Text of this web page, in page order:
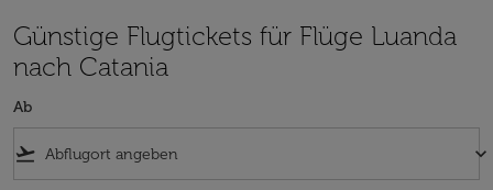
Günstige Flugtickets für Flüge Luanda
nach Catania
Ab
flight_takeoff keyboard_arrow_down